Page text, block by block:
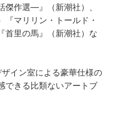
作選―』（新潮社）、
『マリリン・トールド・
首里の馬』（新潮社）な
イン室による豪華仕様の
できる比類ないアートブ